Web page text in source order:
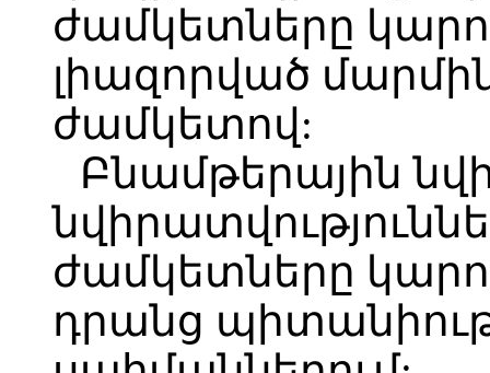
ժամկետները
լիազորված
ժամկետով:
Բնամթերային
ժամկետները
դրանց